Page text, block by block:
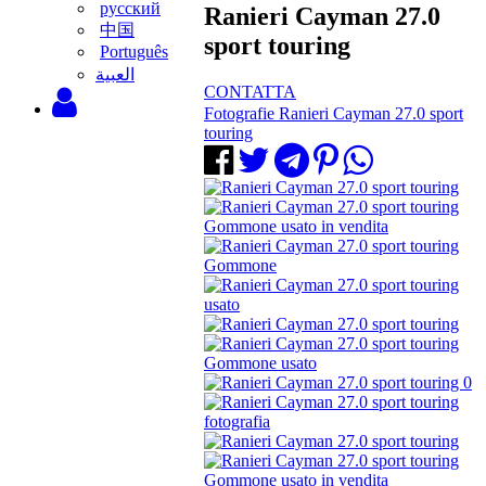
русский
中国
Português
‫العبية
Ranieri Cayman 27.0
sport touring
CONTATTA
Fotografie Ranieri Cayman 27.0 sport
touring